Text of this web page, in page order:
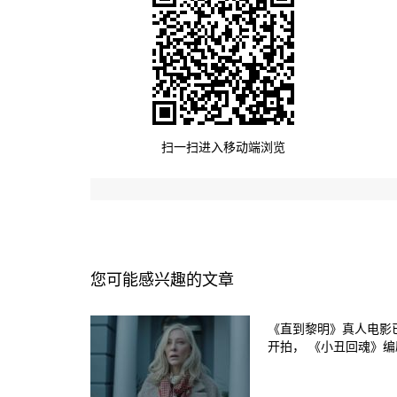
扫一扫进入移动端浏览
您可能感兴趣的文章
《直到黎明》真人电影
开拍， 《小丑回魂》